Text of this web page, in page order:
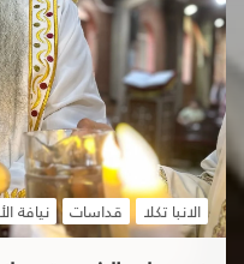
الانبا تكلا قداسات نيافة